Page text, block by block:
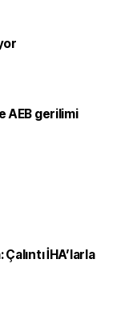
AEB gerilimi
İHA’larla